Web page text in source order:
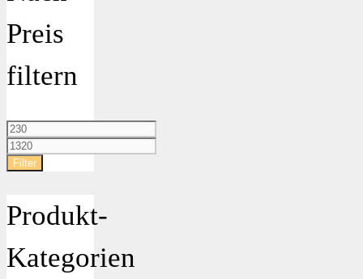
Preis
filtern
Min.
Preis
Max.
Preis
Filter
Produkt-
Kategorien